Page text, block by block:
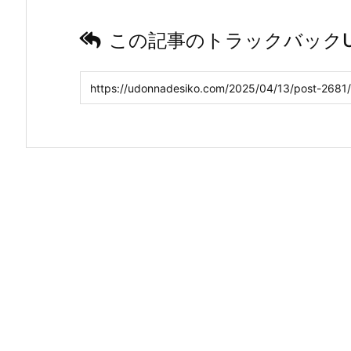
この記事のトラックバック